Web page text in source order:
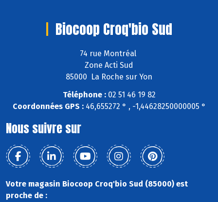
Biocoop Croq'bio Sud
74 rue Montréal
Zone Acti Sud
85000 La Roche sur Yon
Téléphone :02 51 46 19 82
Coordonnées GPS :46,655272 ° , -1,44628250000005 °
Nous suivre sur
Votre magasin Biocoop Croq'bio Sud (85000) est
proche de :